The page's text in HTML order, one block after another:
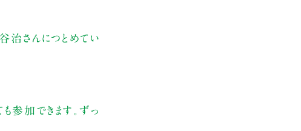
治さんにつとめてい
参加できます。ずっ